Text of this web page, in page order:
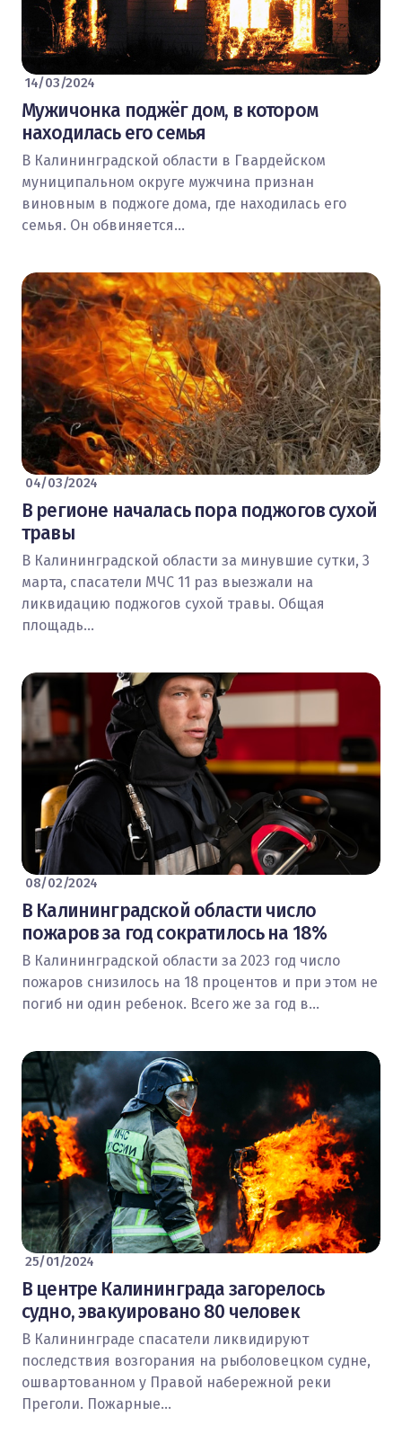
14/03/2024
Мужичонка поджёг дом, в котором
находилась его семья
В Калининградской области в Гвардейском
муниципальном округе мужчина признан
виновным в поджоге дома, где находилась его
семья. Он обвиняется…
04/03/2024
В регионе началась пора поджогов сухой
травы
В Калининградской области за минувшие сутки, 3
марта, спасатели МЧС 11 раз выезжали на
ликвидацию поджогов сухой травы. Общая
площадь…
08/02/2024
В Калининградской области число
пожаров за год сократилось на 18%
В Калининградской области за 2023 год число
пожаров снизилось на 18 процентов и при этом не
погиб ни один ребенок. Всего же за год в…
25/01/2024
В центре Калининграда загорелось
судно, эвакуировано 80 человек
В Калининграде спасатели ликвидируют
последствия возгорания на рыболовецком судне,
ошвартованном у Правой набережной реки
Преголи. Пожарные…